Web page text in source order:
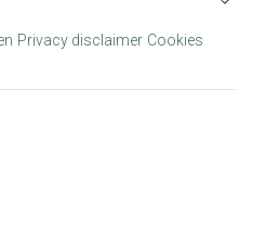
Privacy disclaimer Cookies